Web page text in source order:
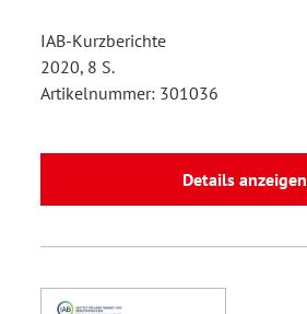
IAB-Kurzberichte
2020, 8 S.
Artikelnummer: 301036
Details anzeigen